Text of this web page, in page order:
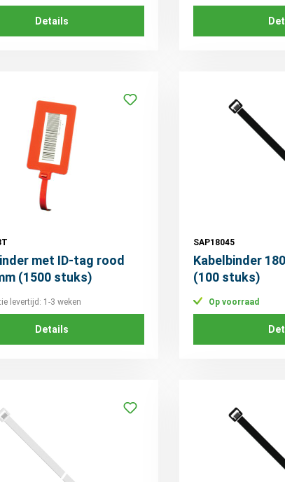
Details
met ID-tag rood
(1500 stuks)
levertijd: 1-3 weken
Details
SAP18045
Kabelbinder
(100 stuks)
Op voorraad